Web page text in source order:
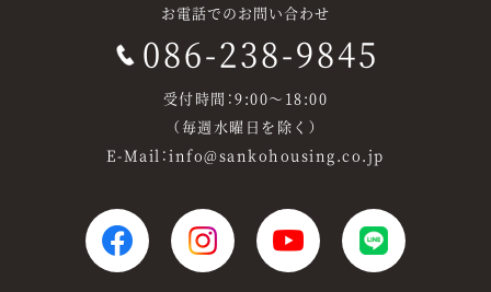
お電話でのお問い合わせ
086-238-9845
受付時間：9:00～18:00
（毎週水曜日を除く）
E-Mail：info@sankohousing.co.jp